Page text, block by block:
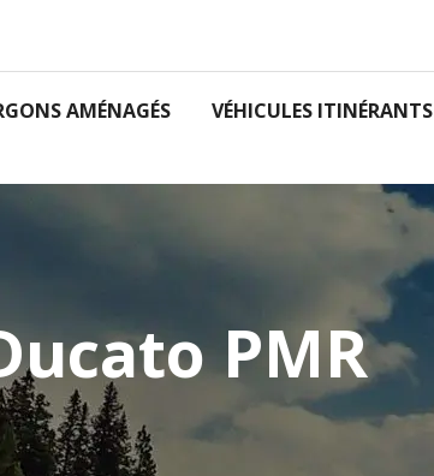
AMÉNAGÉS VÉHICULES ITINÉRANTS
PMR